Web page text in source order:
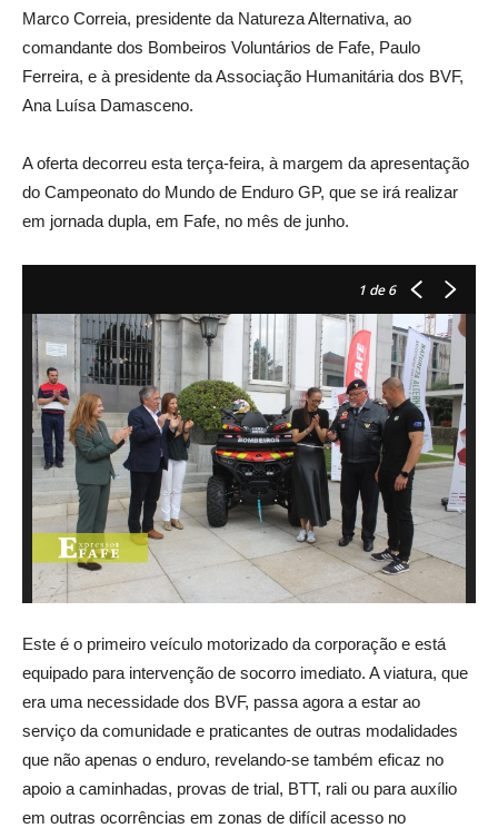
Marco Correia, presidente da Natureza Alternativa, ao
comandante dos Bombeiros Voluntários de Fafe, Paulo
Ferreira, e à presidente da Associação Humanitária dos BVF,
Ana Luísa Damasceno.
A oferta decorreu esta terça-feira, à margem da apresentação
do Campeonato do Mundo de Enduro GP, que se irá realizar
em jornada dupla, em Fafe, no mês de junho.
1 de 6
Este é o primeiro veículo motorizado da corporação e está
equipado para intervenção de socorro imediato. A viatura, que
era uma necessidade dos BVF, passa agora a estar ao
serviço da comunidade e praticantes de outras modalidades
que não apenas o enduro, revelando-se também eficaz no
apoio a caminhadas, provas de trial, BTT, rali ou para auxílio
em outras ocorrências em zonas de difícil acesso no